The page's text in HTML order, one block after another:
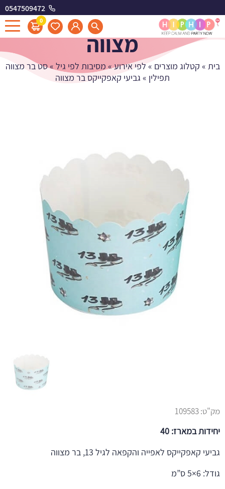
0547509472
0
גביעי קאפקייקס בר
מצווה
בית » קטלוג מוצרים » לפי אירוע» מסיבות לפי גיל »סט בר מצווה
תפילין » גביעי קאפקייקס בר מצווה
מק"ט:109583
יחידות במארז: 40
גביעי קאפקייקס לאפייה והקפאה לגיל 13, בר מצווה
גודל: 6×5 ס”מ